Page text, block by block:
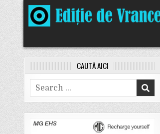
Skip
to
content
CAUTĂ AICI
Search
for: